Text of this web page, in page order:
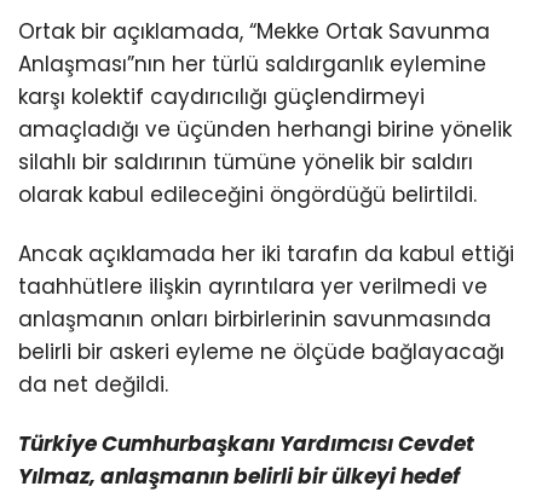
Ortak bir açıklamada, “Mekke Ortak Savunma
Anlaşması”nın her türlü saldırganlık eylemine
karşı kolektif caydırıcılığı güçlendirmeyi
amaçladığı ve üçünden herhangi birine yönelik
silahlı bir saldırının tümüne yönelik bir saldırı
olarak kabul edileceğini öngördüğü belirtildi.
Ancak açıklamada her iki tarafın da kabul ettiği
taahhütlere ilişkin ayrıntılara yer verilmedi ve
anlaşmanın onları birbirlerinin savunmasında
belirli bir askeri eyleme ne ölçüde bağlayacağı
da net değildi.
Türkiye Cumhurbaşkanı Yardımcısı Cevdet
Yılmaz, anlaşmanın belirli bir ülkeyi hedef